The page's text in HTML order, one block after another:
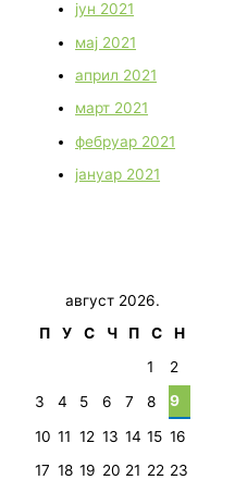
јун 2021
мај 2021
април 2021
март 2021
фебруар 2021
јануар 2021
август 2026.
П
У С Ч П С
Н
1
2
3
4 5 6 7 8 9
10 11 12 13 14 15 16
17 18 19 20 21 22 23